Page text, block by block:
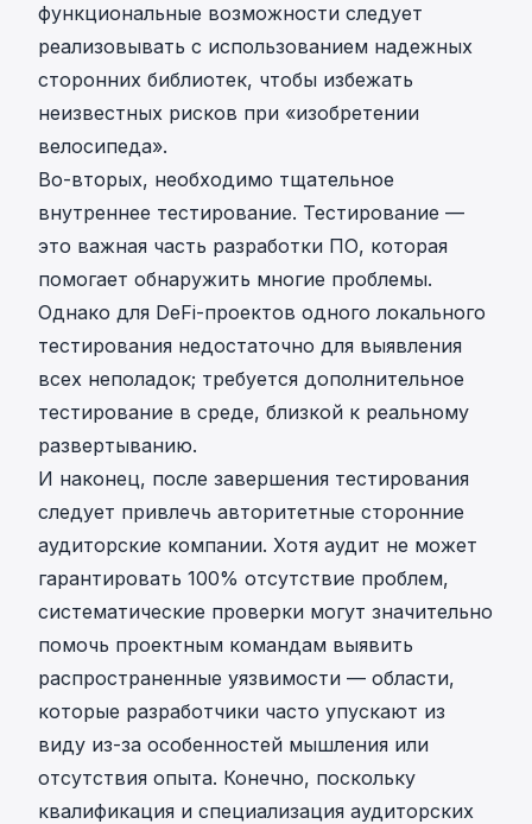
функциональные возможности следует
реализовывать с использованием надежных
сторонних библиотек, чтобы избежать
неизвестных рисков при «изобретении
велосипеда».
Во-вторых, необходимо тщательное
внутреннее тестирование. Тестирование —
это важная часть разработки ПО, которая
помогает обнаружить многие проблемы.
Однако для DeFi-проектов одного локального
тестирования недостаточно для выявления
всех неполадок; требуется дополнительное
тестирование в среде, близкой к реальному
развертыванию.
И наконец, после завершения тестирования
следует привлечь авторитетные сторонние
аудиторские компании. Хотя аудит не может
гарантировать 100% отсутствие проблем,
систематические проверки могут значительно
помочь проектным командам выявить
распространенные уязвимости — области,
которые разработчики часто упускают из
виду из-за особенностей мышления или
отсутствия опыта. Конечно, поскольку
квалификация и специализация аудиторских